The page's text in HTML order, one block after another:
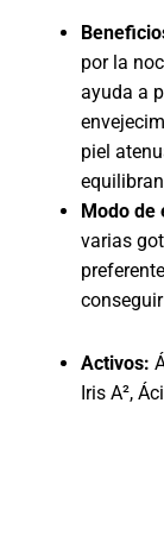
por la
ayuda a
piel
Modo de
varias
Activos:
Iris A²,